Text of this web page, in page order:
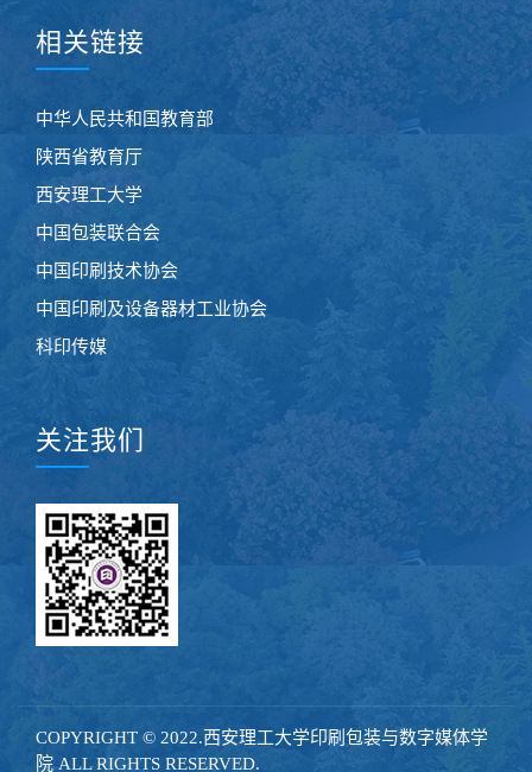
相关链接
中华人民共和国教育部
陕西省教育厅
西安理工大学
中国包装联合会
中国印刷技术协会
中国印刷及设备器材工业协会
科印传媒
关注我们
COPYRIGHT © 2022.西安理工大学印刷包装与数字媒体学
院 ALL RIGHTS RESERVED.